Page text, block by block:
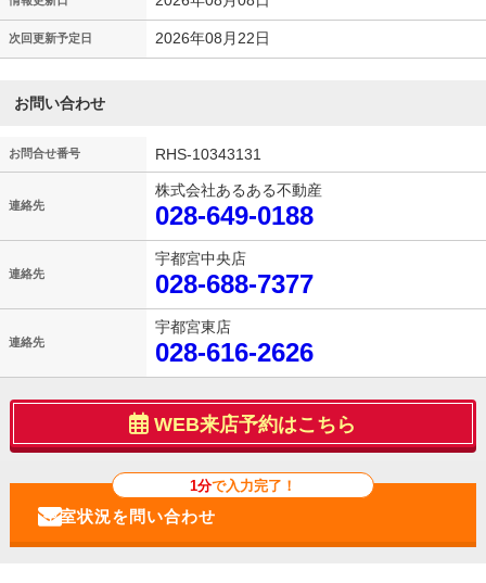
次回更新予定日 2026年08月22日
お問い合わせ
お問合せ番号 RHS-10343131
連絡先
株式会社あるある不動産
028-649-0188
連絡先
宇都宮中央店
028-688-7377
連絡先
宇都宮東店
028-616-2626
WEB来店予約はこちら
1分で入力完了！